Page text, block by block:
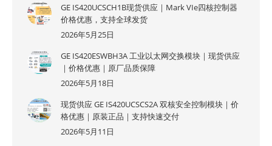
GE IS420UCSCH1B现货供应｜Mark VIe四核控制器
价格优惠，支持全球发货
2026年5月25日
GE IS420ESWBH3A 工业以太网交换模块｜现货供应
｜价格优惠｜原厂品质保障
2026年5月18日
现货供应 GE IS420UCSCS2A 双核安全控制模块｜价
格优惠｜原装正品｜支持快速交付
2026年5月11日